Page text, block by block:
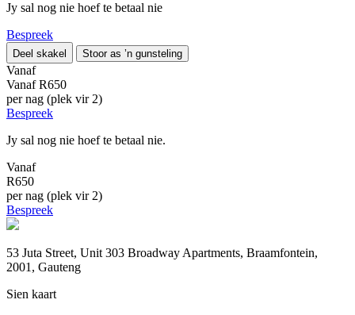
Jy sal nog nie hoef te betaal nie
Bespreek
Deel skakel Stoor as ’n gunsteling
Vanaf
Vanaf R650
per nag (plek vir 2)
Bespreek
Jy sal nog nie hoef te betaal nie.
Vanaf
R650
per nag (plek vir 2)
Bespreek
53 Juta Street, Unit 303 Broadway Apartments, Braamfontein,
2001, Gauteng
Sien kaart